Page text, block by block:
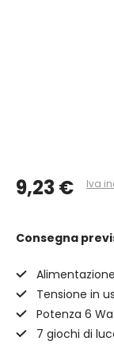
9,23 € Iva
Consegna
Tensione in
Potenza 6
7 giochi di